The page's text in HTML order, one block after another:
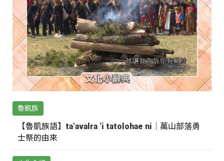
魯凱族
【魯凱族語】ta‘avalra ‘i tatolohae ni｜萬山部落勇
士祭的由來